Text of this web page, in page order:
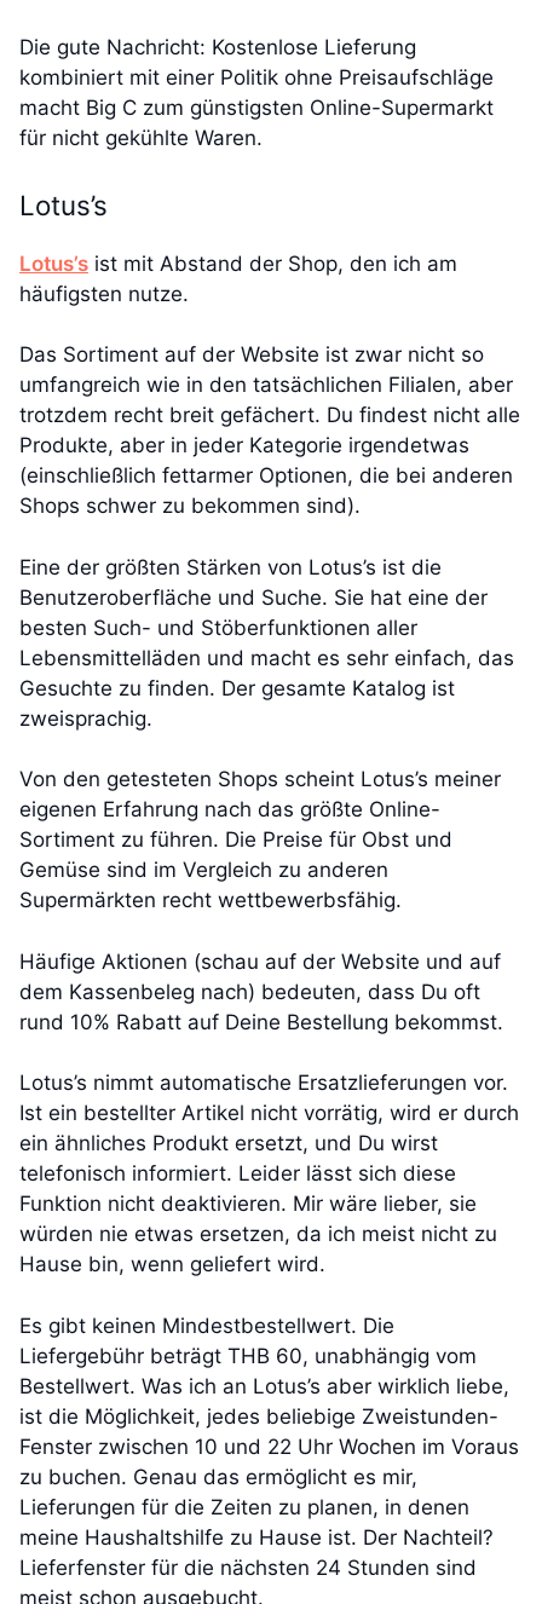
Die gute Nachricht: Kostenlose Lieferung
kombiniert mit einer Politik ohne Preisaufschläge
macht Big C zum günstigsten Online-Supermarkt
für nicht gekühlte Waren.
Lotus’s
Lotus’s ist mit Abstand der Shop, den ich am
häufigsten nutze.
Das Sortiment auf der Website ist zwar nicht so
umfangreich wie in den tatsächlichen Filialen, aber
trotzdem recht breit gefächert. Du findest nicht alle
Produkte, aber in jeder Kategorie irgendetwas
(einschließlich fettarmer Optionen, die bei anderen
Shops schwer zu bekommen sind).
Eine der größten Stärken von Lotus’s ist die
Benutzeroberfläche und Suche. Sie hat eine der
besten Such- und Stöberfunktionen aller
Lebensmittelläden und macht es sehr einfach, das
Gesuchte zu finden. Der gesamte Katalog ist
zweisprachig.
Von den getesteten Shops scheint Lotus’s meiner
eigenen Erfahrung nach das größte Online-
Sortiment zu führen. Die Preise für Obst und
Gemüse sind im Vergleich zu anderen
Supermärkten recht wettbewerbsfähig.
Häufige Aktionen (schau auf der Website und auf
dem Kassenbeleg nach) bedeuten, dass Du oft
rund 10% Rabatt auf Deine Bestellung bekommst.
Lotus’s nimmt automatische Ersatzlieferungen vor.
Ist ein bestellter Artikel nicht vorrätig, wird er durch
ein ähnliches Produkt ersetzt, und Du wirst
telefonisch informiert. Leider lässt sich diese
Funktion nicht deaktivieren. Mir wäre lieber, sie
würden nie etwas ersetzen, da ich meist nicht zu
Hause bin, wenn geliefert wird.
Es gibt keinen Mindestbestellwert. Die
Liefergebühr beträgt THB 60, unabhängig vom
Bestellwert. Was ich an Lotus’s aber wirklich liebe,
ist die Möglichkeit, jedes beliebige Zweistunden-
Fenster zwischen 10 und 22 Uhr Wochen im Voraus
zu buchen. Genau das ermöglicht es mir,
Lieferungen für die Zeiten zu planen, in denen
meine Haushaltshilfe zu Hause ist. Der Nachteil?
Lieferfenster für die nächsten 24 Stunden sind
meist schon ausgebucht.